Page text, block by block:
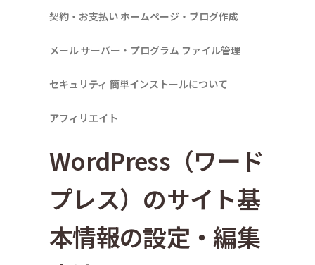
契約・お支払い ホームページ・ブログ作成
メールサーバー・プログラム ファイル管理
セキュリティ 簡単インストールについて
アフィリエイト
WordPress（ワード
プレス）のサイト基
本情報の設定・編集